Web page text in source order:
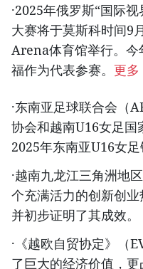
·2025年俄罗斯“国际
大赛将于莫斯科时间9
Arena体育馆举行。今
福作为代表参赛。 更多
·东南亚足球联合会（
协会和越南U16女足国
2025年东南亚U16女足
·越南九龙江三角洲地
个充满活力的创新创
并初步证明了其成效。
·《越欧自贸协定》（
了巨大的经济价值，